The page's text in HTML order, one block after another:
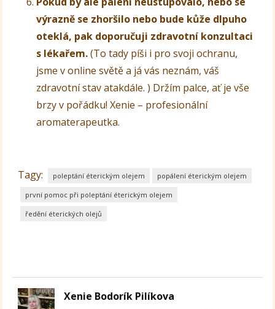
výrazně se zhoršilo nebo bude kůže dlpuho
oteklá, pak doporučuji zdravotní konzultaci
s lékařem.(To tady píši i pro svoji ochranu,
jsme v online světě a já vás neznám, váš
zdravotní stav atakdále. ) Držím palce, ať je vše
brzy v pořádku! Xenie – profesionální
aromaterapeutka.
Tagy: poleptání éterickým olejem popálení éterickým olejem
první pomoc při poleptání éterickým olejem
ředění éterických olejů
Xenie Bodorík Pilíkova